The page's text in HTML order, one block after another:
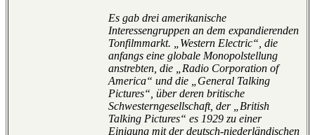
Es gab drei amerikanische
Interessengruppen an dem expandierenden
Tonfilmmarkt. „Western Electric“, die
anfangs eine globale Monopolstellung
anstrebten, die „Radio Corporation of
America“ und die „General Talking
Pictures“, über deren britische
Schwesterngesellschaft, der „British
Talking Pictures“ es 1929 zu einer
Einigung mit der deutsch-niederländischen